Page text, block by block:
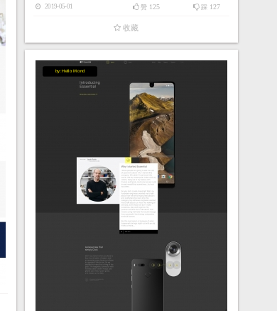
2019-05-01 踩 127
赞 125
收藏
by:Hello Mond